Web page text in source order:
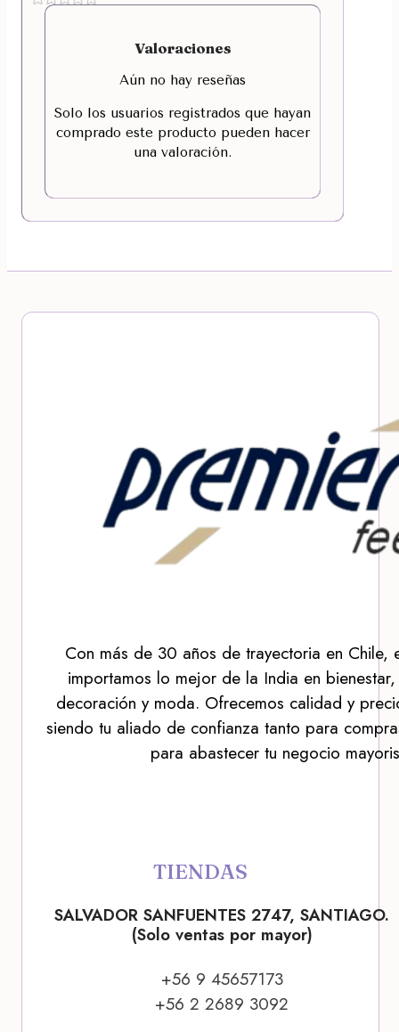
Valoraciones
Aún no hay reseñas
Solo los usuarios registrados que hayan
comprado este producto pueden hacer
una valoración.
Con más de 30 años de trayectoria en Chile,
importamos lo mejor de la India en
decoración y moda. Ofrecemos calidad y
siendo tu aliado de confianza tanto para
para abastecer tu negocio
TIENDAS
SALVADOR SANFUENTES 2747, SANTIAGO.
(Solo ventas por mayor)
+56 9 45657173
+56 2 2689 3092